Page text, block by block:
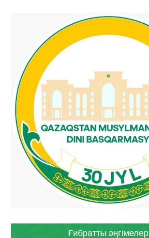
Ғибратты әңгімелер